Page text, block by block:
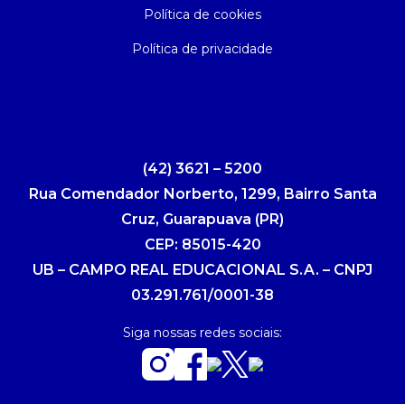
Política de cookies
Política de privacidade
(42) 3621 – 5200
Rua Comendador Norberto, 1299, Bairro Santa
Cruz, Guarapuava (PR)
CEP: 85015-420
UB – CAMPO REAL EDUCACIONAL S.A. – CNPJ
03.291.761/0001-38
Siga nossas redes sociais: